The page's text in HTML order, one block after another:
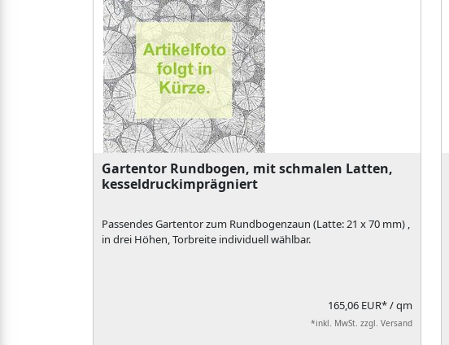
Gartentor Rundbogen, mit schmalen Latten,
kesseldruckimprägniert
Passendes Gartentor zum Rundbogenzaun (Latte: 21 x 70 mm) ,
in drei Höhen, Torbreite individuell wählbar.
165,06 EUR*/ qm
*inkl. MwSt. zzgl. Versand